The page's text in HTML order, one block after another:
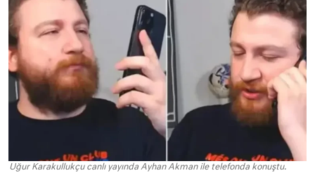
Uğur Karakullukçu canlı yayında Ayhan Akman ile telefonda konuştu.